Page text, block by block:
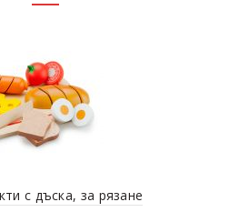
с дъска, за рязане